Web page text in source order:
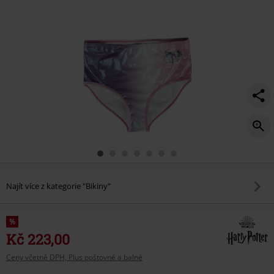
Najít více z kategorie "Bikiny"
%
Kč 223,00
Ceny včetně DPH, Plus poštovné a balné